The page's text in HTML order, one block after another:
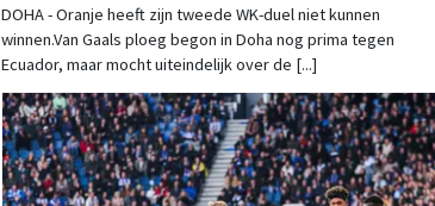
DOHA - Oranje heeft zijn tweede WK-duel niet kunnen
winnen.Van Gaals ploeg begon in Doha nog prima tegen
Ecuador, maar mocht uiteindelijk over de [...]